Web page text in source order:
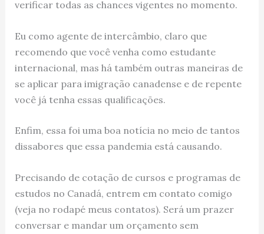
verificar todas as chances vigentes no momento.
Eu como agente de intercâmbio, claro que
recomendo que você venha como estudante
internacional, mas há também outras maneiras de
se aplicar para imigração canadense e de repente
você já tenha essas qualificações.
Enfim, essa foi uma boa notícia no meio de tantos
dissabores que essa pandemia está causando.
Precisando de cotação de cursos e programas de
estudos no Canadá, entrem em contato comigo
(veja no rodapé meus contatos). Será um prazer
conversar e mandar um orçamento sem